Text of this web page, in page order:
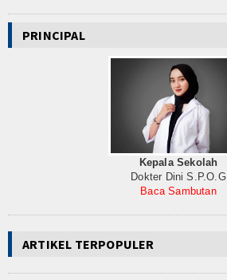
PRINCIPAL
Kepala Sekolah
Dokter Dini S.P.O.G
Baca Sambutan
ARTIKEL TERPOPULER